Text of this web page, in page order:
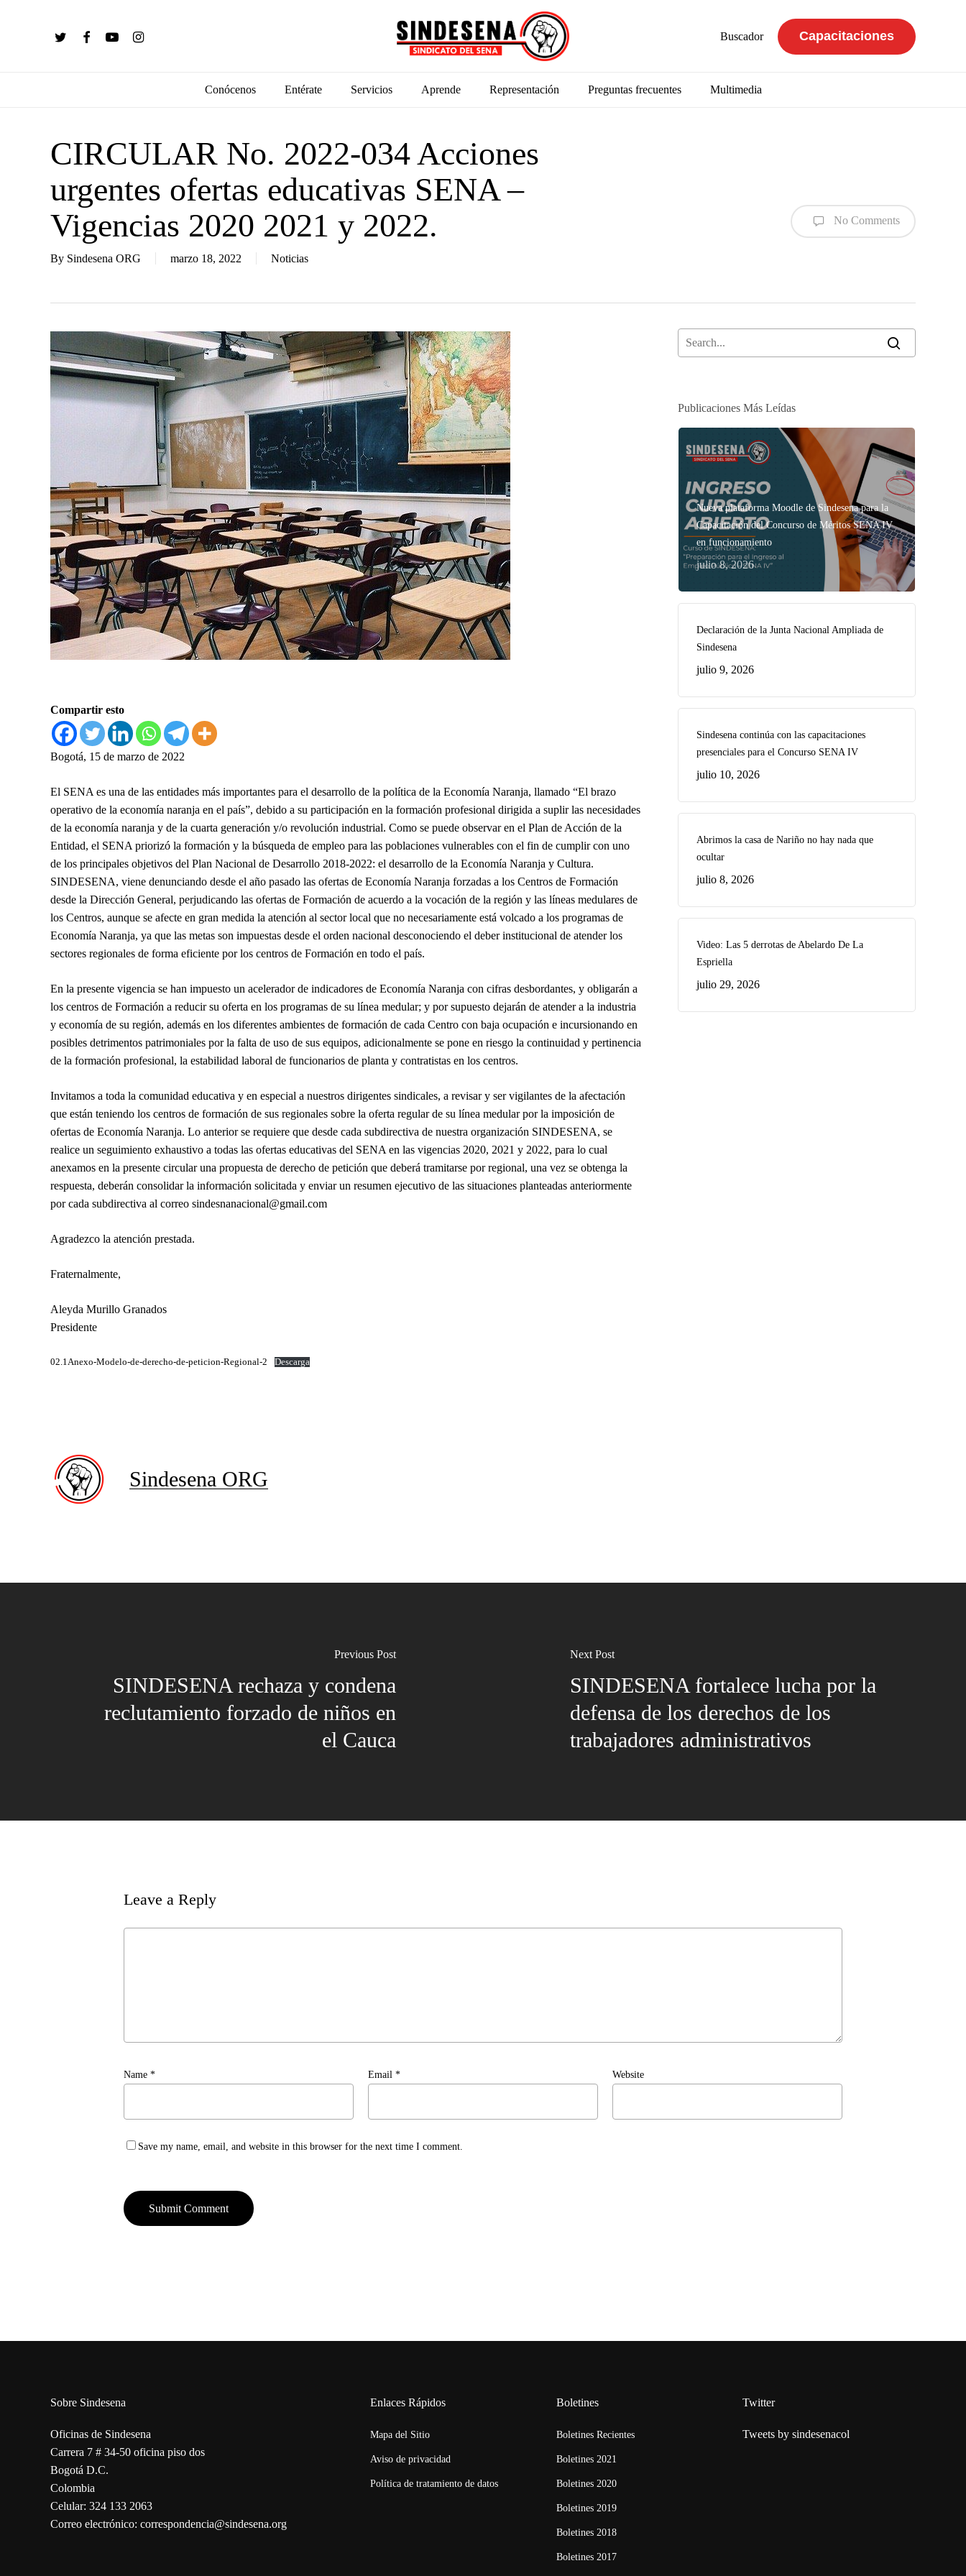
twitter facebookyoutubeinstagram Buscador Capacitaciones
Conócenos Entérate Servicios Aprende Representación Preguntas frecuentes Multimedia
CIRCULAR No. 2022-034 Acciones
urgentes ofertas educativas SENA –
Vigencias 2020 2021 y 2022.
By Sindesena ORG marzo 18, 2022 Noticias
No Comments
Compartir esto
Bogotá, 15 de marzo de 2022
El SENA es una de las entidades más importantes para el desarrollo de la política de la Economía Naranja, llamado “El brazo
operativo de la economía naranja en el país”, debido a su participación en la formación profesional dirigida a suplir las necesidades
de la economía naranja y de la cuarta generación y/o revolución industrial. Como se puede observar en el Plan de Acción de la
Entidad, el SENA priorizó la formación y la búsqueda de empleo para las poblaciones vulnerables con el fin de cumplir con uno
de los principales objetivos del Plan Nacional de Desarrollo 2018-2022: el desarrollo de la Economía Naranja y Cultura.
SINDESENA, viene denunciando desde el año pasado las ofertas de Economía Naranja forzadas a los Centros de Formación
desde la Dirección General, perjudicando las ofertas de Formación de acuerdo a la vocación de la región y las líneas medulares de
los Centros, aunque se afecte en gran medida la atención al sector local que no necesariamente está volcado a los programas de
Economía Naranja, ya que las metas son impuestas desde el orden nacional desconociendo el deber institucional de atender los
sectores regionales de forma eficiente por los centros de Formación en todo el país.
En la presente vigencia se han impuesto un acelerador de indicadores de Economía Naranja con cifras desbordantes, y obligarán a
los centros de Formación a reducir su oferta en los programas de su línea medular; y por supuesto dejarán de atender a la industria
y economía de su región, además en los diferentes ambientes de formación de cada Centro con baja ocupación e incursionando en
posibles detrimentos patrimoniales por la falta de uso de sus equipos, adicionalmente se pone en riesgo la continuidad y pertinencia
de la formación profesional, la estabilidad laboral de funcionarios de planta y contratistas en los centros.
Invitamos a toda la comunidad educativa y en especial a nuestros dirigentes sindicales, a revisar y ser vigilantes de la afectación
que están teniendo los centros de formación de sus regionales sobre la oferta regular de su línea medular por la imposición de
ofertas de Economía Naranja. Lo anterior se requiere que desde cada subdirectiva de nuestra organización SINDESENA, se
realice un seguimiento exhaustivo a todas las ofertas educativas del SENA en las vigencias 2020, 2021 y 2022, para lo cual
anexamos en la presente circular una propuesta de derecho de petición que deberá tramitarse por regional, una vez se obtenga la
respuesta, deberán consolidar la información solicitada y enviar un resumen ejecutivo de las situaciones planteadas anteriormente
por cada subdirectiva al correo sindesnanacional@gmail.com
Agradezco la atención prestada.
Fraternalmente,
Aleyda Murillo Granados
Presidente
02.1Anexo-Modelo-de-derecho-de-peticion-Regional-2 Descarga
Sindesena ORG
Publicaciones Más Leídas
Nueva plataforma Moodle de Sindesena para la
Capacitación del Concurso de Méritos SENA IV
en funcionamiento
julio 8, 2026
Declaración de la Junta Nacional Ampliada de
Sindesena
julio 9, 2026
Sindesena continúa con las capacitaciones
presenciales para el Concurso SENA IV
julio 10, 2026
Abrimos la casa de Nariño no hay nada que
ocultar
julio 8, 2026
Video: Las 5 derrotas de Abelardo De La
Espriella
julio 29, 2026
Previous Post
SINDESENA rechaza y condena
reclutamiento forzado de niños en
el Cauca
Next Post
SINDESENA fortalece lucha por la
defensa de los derechos de los
trabajadores administrativos
Leave a Reply
Name * Email * Website
Save my name, email, and website in this browser for the next time I comment.
Sobre Sindesena
Oficinas de Sindesena
Carrera 7 # 34-50 oficina piso dos
Bogotá D.C.
Colombia
Celular: 324 133 2063
Correo electrónico: correspondencia@sindesena.org
Enlaces Rápidos
Mapa del Sitio
Aviso de privacidad
Política de tratamiento de datos
Boletines
Boletines Recientes
Boletines 2021
Boletines 2020
Boletines 2019
Boletines 2018
Boletines 2017
Twitter
Tweets by sindesenacol